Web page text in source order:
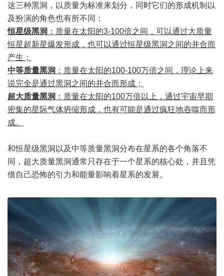
这三种黑洞，以质量为标准来划分，同时它们的形成机制以
及扮演的角色也有所不同：
恒星级黑洞 ：质量在太阳的3-100倍之间，可以通过大质量
恒星超新星爆发形成，也可以通过恒星级黑洞之间的并合而
产生；
中等质量黑洞 ：质量在太阳的100-100万倍之间，理论上来
说完全是通过黑洞之间的并合而形成；
超大质量黑洞 ：质量在太阳的100万倍以上，通过宇宙早期
密集的星际气体坍缩形成，也有可能是通过疯狂地吞噬而形
成。
和恒星级黑洞以及中等质量黑洞分布在星系的各个角落不
同，超大质量黑洞通常只存在于一个星系的核心处，并且凭
借自己恐怖的引力和能量影响着星系的发展。